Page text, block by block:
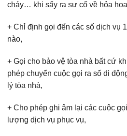
cháy… khi sẩy ra sự cố về hỏa
+ Chỉ định gọi đến các số dịch vụ
nào,
+ Gọi cho bảo vệ tòa nhà bất cứ
phép chuyển cuộc gọi ra số di
lý tòa nhà,
+ Cho phép ghi âm lại các cuộc
lượng dịch vụ phục vụ,